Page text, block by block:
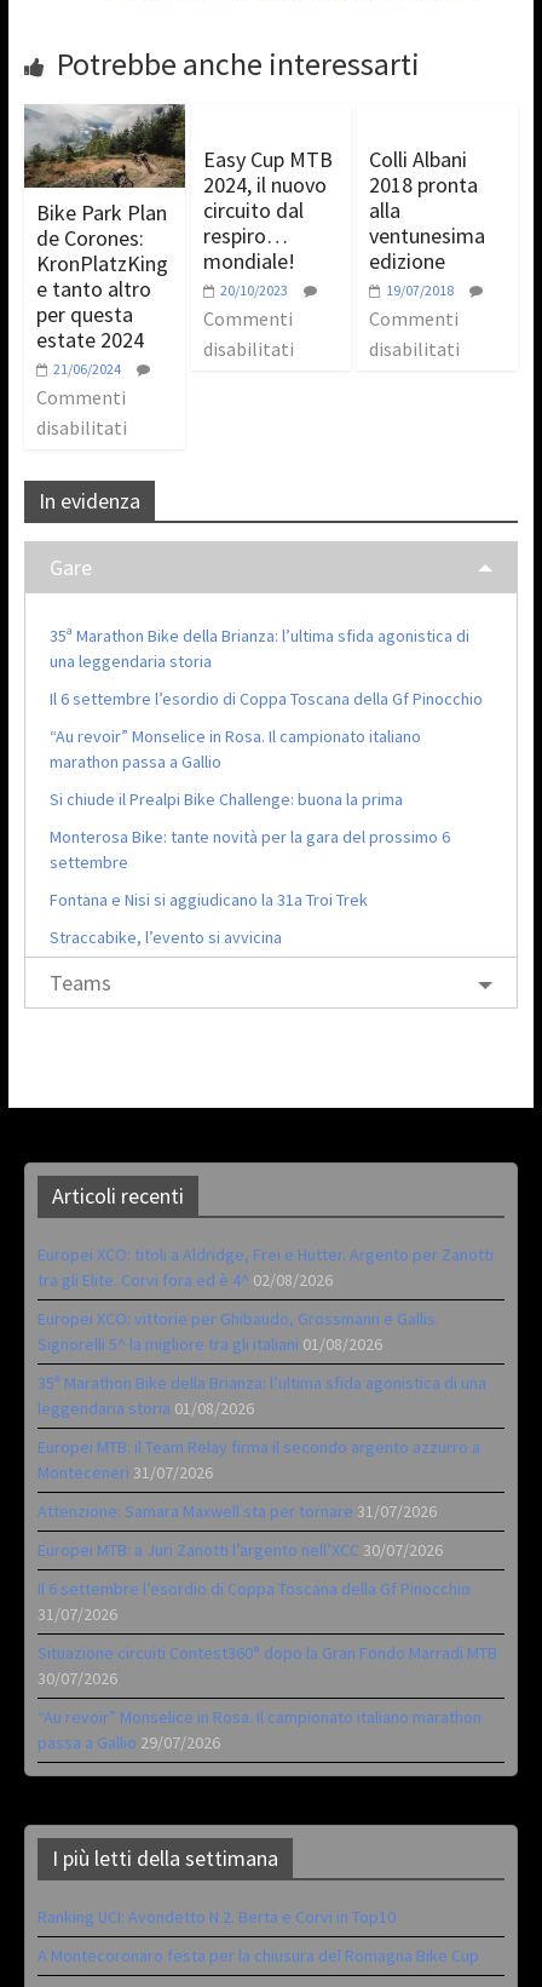
Potrebbe anche interessarti
Bike Park Plan
de Corones:
KronPlatzKing
e tanto altro
per questa
estate 2024
21/06/2024
Commenti
disabilitati
Easy Cup MTB
2024, il nuovo
circuito dal
respiro…
mondiale!
20/10/2023
Commenti
disabilitati
Colli Albani
2018 pronta
alla
ventunesima
edizione
19/07/2018
Commenti
disabilitati
In evidenza
Gare
35ª Marathon Bike della Brianza: l’ultima sfida agonistica di
una leggendaria storia
Il 6 settembre l’esordio di Coppa Toscana della Gf Pinocchio
“Au revoir” Monselice in Rosa. Il campionato italiano
marathon passa a Gallio
Si chiude il Prealpi Bike Challenge: buona la prima
Monterosa Bike: tante novità per la gara del prossimo 6
settembre
Fontana e Nisi si aggiudicano la 31a Troi Trek
Straccabike, l’evento si avvicina
Teams
Articoli recenti
Europei XCO: titoli a Aldridge, Frei e Hutter. Argento per Zanotti
tra gli Elite. Corvi fora ed è 4^ 02/08/2026
Europei XCO: vittorie per Ghibaudo, Grossmann e Gallis.
Signorelli 5^ la migliore tra gli italiani 01/08/2026
35ª Marathon Bike della Brianza: l’ultima sfida agonistica di una
leggendaria storia 01/08/2026
Europei MTB: il Team Relay firma il secondo argento azzurro a
Monteceneri 31/07/2026
Attenzione: Samara Maxwell sta per tornare 31/07/2026
Europei MTB: a Juri Zanotti l’argento nell’XCC 30/07/2026
Il 6 settembre l’esordio di Coppa Toscana della Gf Pinocchio
31/07/2026
Situazione circuiti Contest360° dopo la Gran Fondo Marradi MTB
30/07/2026
“Au revoir” Monselice in Rosa. Il campionato italiano marathon
passa a Gallio 29/07/2026
I più letti della settimana
Ranking UCI: Avondetto N.2. Berta e Corvi in Top10
A Montecoronaro festa per la chiusura del Romagna Bike Cup